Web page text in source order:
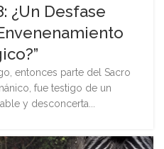
¿Un Desfase
entonces parte del Sacro
fue testigo de un
y desconcerta...